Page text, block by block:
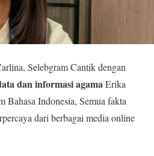
Selebgram Cantik dengan
dan informasi agamaErika
Bahasa Indonesia, Semua fakta
dari berbagai media online